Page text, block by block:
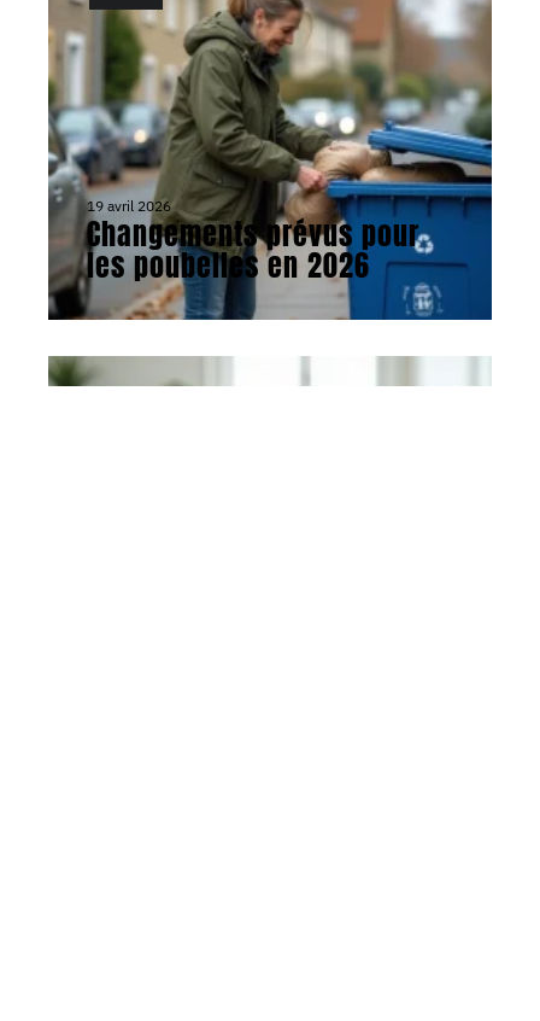
19 avril 2026
Changements prévus pour
les poubelles en 2026